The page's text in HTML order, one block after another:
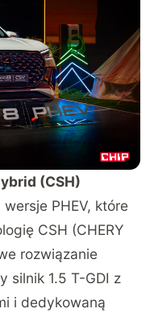
(CSH)
PHEV, które
CSH (CHERY
rozwiązanie
silnik 1.5 T-GDI z
i dedykowaną